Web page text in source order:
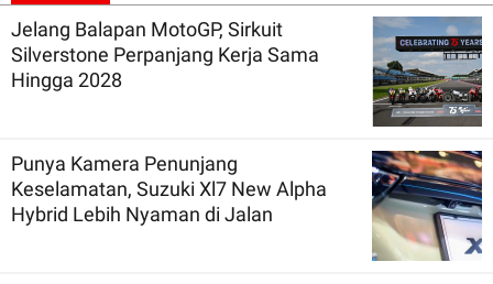
Jelang Balapan MotoGP, Sirkuit
Silverstone Perpanjang Kerja Sama
Hingga 2028
Punya Kamera Penunjang
Keselamatan, Suzuki Xl7 New Alpha
Hybrid Lebih Nyaman di Jalan